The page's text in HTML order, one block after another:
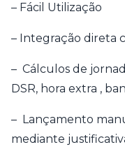
– Fácil Utilização
– Integração direta
– Cálculos de
DSR, hora extra ,
– Lançamento
mediante